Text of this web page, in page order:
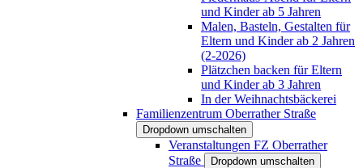
und Kinder ab 5 Jahren
Malen, Basteln, Gestalten für
Eltern und Kinder ab 2 Jahren
(2-2026)
Plätzchen backen für Eltern
und Kinder ab 3 Jahren
In der Weihnachtsbäckerei
Familienzentrum Oberrather Straße
Dropdown umschalten
Veranstaltungen FZ Oberrather
Straße
Dropdown umschalten